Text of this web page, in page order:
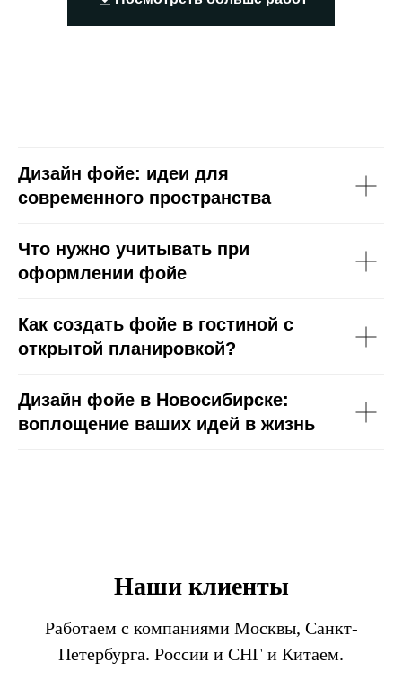
Дизайн фойе: идеи для
современного пространства
Что нужно учитывать при
оформлении фойе
Как создать фойе в гостиной с
открытой планировкой?
Дизайн фойе в Новосибирске:
воплощение ваших идей в жизнь
Наши клиенты
Работаем с компаниями Москвы, Санкт-
Петербурга. России и СНГ и Китаем.